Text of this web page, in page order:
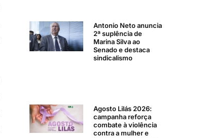
Antonio Neto anuncia
2ª suplência de
Marina Silva ao
Senado e destaca
sindicalismo
Agosto Lilás 2026:
campanha reforça
combate à violência
contra a mulher e